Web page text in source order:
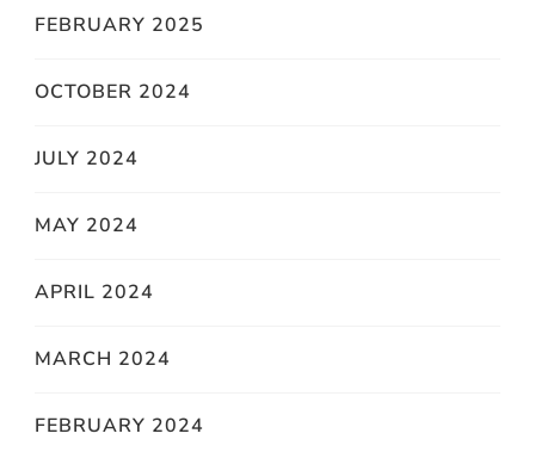
FEBRUARY 2025
OCTOBER 2024
JULY 2024
MAY 2024
APRIL 2024
MARCH 2024
FEBRUARY 2024